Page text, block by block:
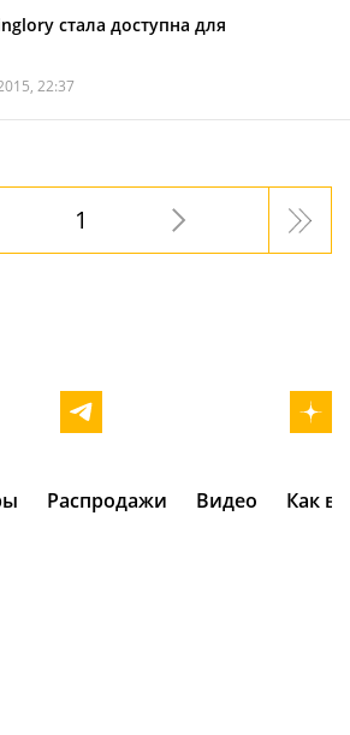
стала доступна для
22:37
1
Распродажи Видео Как